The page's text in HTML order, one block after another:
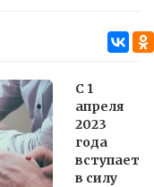
С 1
апреля
2023
года
вступает
в силу